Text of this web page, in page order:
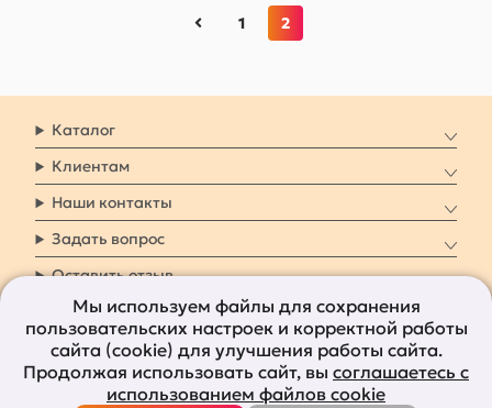
1 2
Каталог
Клиентам
Наши контакты
Задать вопрос
Оставить отзыв
8 800 7009 161 Заказать звонок
Наши социальные
сети
Мы используем файлы для сохранения
пользовательских настроек и корректной работы
сайта (cookie) для улучшения работы сайта.
Продолжая использовать сайт, вы соглашаетесь с
использованием файлов cookie